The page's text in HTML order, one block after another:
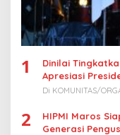
1
Dinilai
Apresiasi
Nelayan
Di KOMUNITAS/
2
HIPMI Maros
Generasi